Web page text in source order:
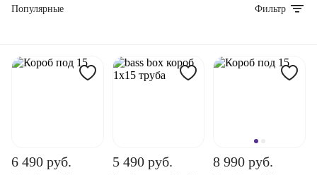
Популярные Фильтр
6 490 руб. 5 490 руб. 8 990 руб.